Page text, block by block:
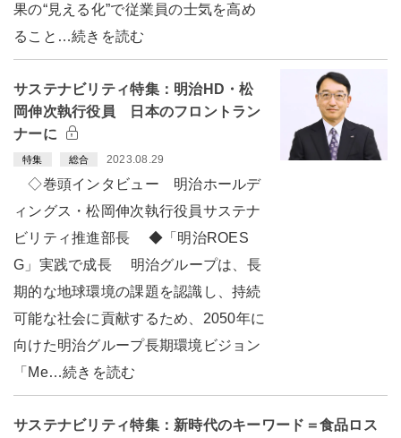
果の“見える化”で従業員の士気を高め
ること…続きを読む
サステナビリティ特集：明治HD・松
岡伸次執行役員 日本のフロントラン
ナーに
特集 総合 2023.08.29
◇巻頭インタビュー 明治ホールデ
ィングス・松岡伸次執行役員サステナ
ビリティ推進部長 ◆「明治ROES
G」実践で成長 明治グループは、長
期的な地球環境の課題を認識し、持続
可能な社会に貢献するため、2050年に
向けた明治グループ長期環境ビジョン
「Me…続きを読む
サステナビリティ特集：新時代のキーワード＝食品ロス